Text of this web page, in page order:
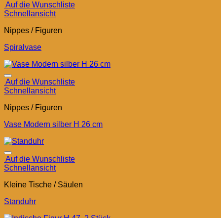
Auf die Wunschliste
Schnellansicht
Nippes / Figuren
Spiralvase
Auf die Wunschliste
Schnellansicht
Nippes / Figuren
Vase Modern silber H 26 cm
Auf die Wunschliste
Schnellansicht
Kleine Tische / Säulen
Standuhr